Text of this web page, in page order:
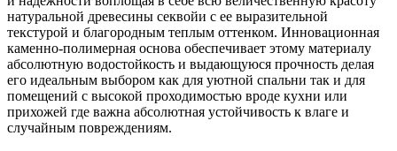
натуральной древесины секвойи с ее выразительной
текстурой и благородным теплым оттенком. Инновационная
каменно-полимерная основа обеспечивает этому материалу
абсолютную водостойкость и выдающуюся прочность делая
его идеальным выбором как для уютной спальни так и для
помещений с высокой проходимостью вроде кухни или
прихожей где важна абсолютная устойчивость к влаге и
случайным повреждениям.